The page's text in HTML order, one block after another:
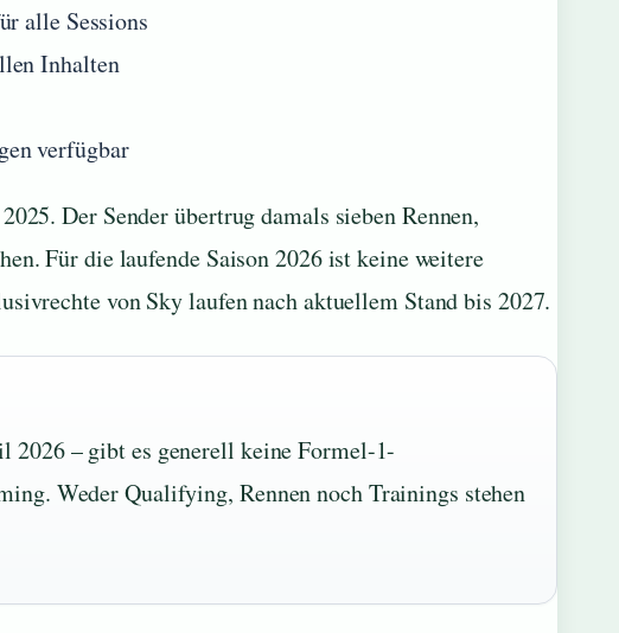
alle Sessions
Inhalten
verfügbar
Der Sender übertrug damals sieben Rennen,
Für die laufende Saison 2026 ist keine weitere
von Sky laufen nach aktuellem Stand bis 2027.
2026 – gibt es generell keine Formel-1-
Weder Qualifying, Rennen noch Trainings stehen